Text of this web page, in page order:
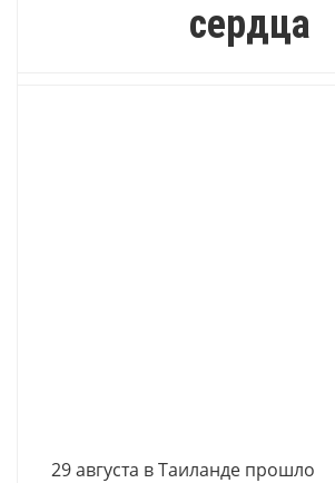
сердца
29 августа в Таиланде прошло